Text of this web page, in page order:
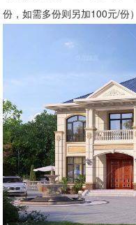
份，如需多份则另加100元/份